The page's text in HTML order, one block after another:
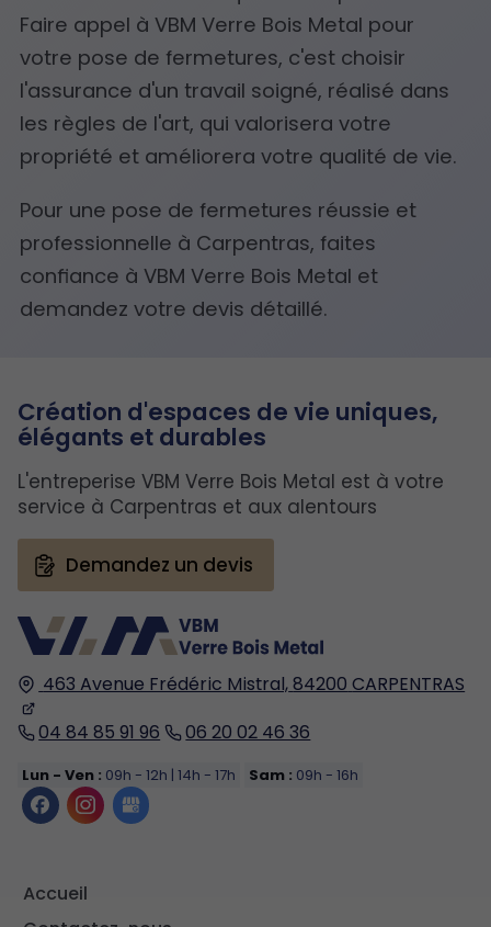
Faire appel à VBM Verre Bois Metal pour
votre pose de fermetures, c'est choisir
l'assurance d'un travail soigné, réalisé dans
les règles de l'art, qui valorisera votre
propriété et améliorera votre qualité de vie.
Pour une pose de fermetures réussie et
professionnelle à Carpentras, faites
confiance à VBM Verre Bois Metal et
demandez votre devis détaillé.
463 Avenue Frédéric Mistral,84200 CARPENTRAS
04 84 85 91 96
06 20 02 46 36
Lun - Ven : 09h - 12h | 14h - 17h Sam : 09h - 16h
Accueil
Création d'espaces de vie uniques,
élégants et durables
L'entreperise VBM Verre Bois Metal est à votre
service à Carpentras et aux alentours
Demandez un devis